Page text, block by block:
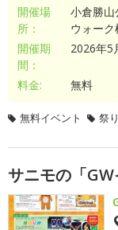
開催場
所：
小倉勝
ウォーク
開催期
間：
2026年5
料金: 無料
無料イベント 祭り
サニモの「GW